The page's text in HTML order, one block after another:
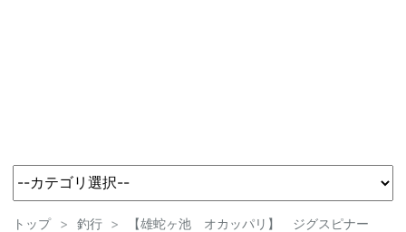
トップ > 釣行 >
【雄蛇ヶ池 オカッパリ】 ジグスピナー